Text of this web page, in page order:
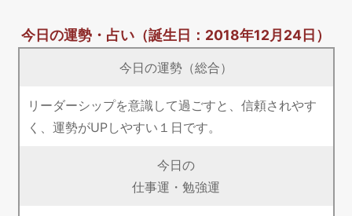
今日の運勢・占い（誕生日：2018年12月24日）
今日の運勢（総合）
リーダーシップを意識して過ごすと、信頼されやす
く、運勢がUPしやすい１日です。
今日の
仕事運・勉強運